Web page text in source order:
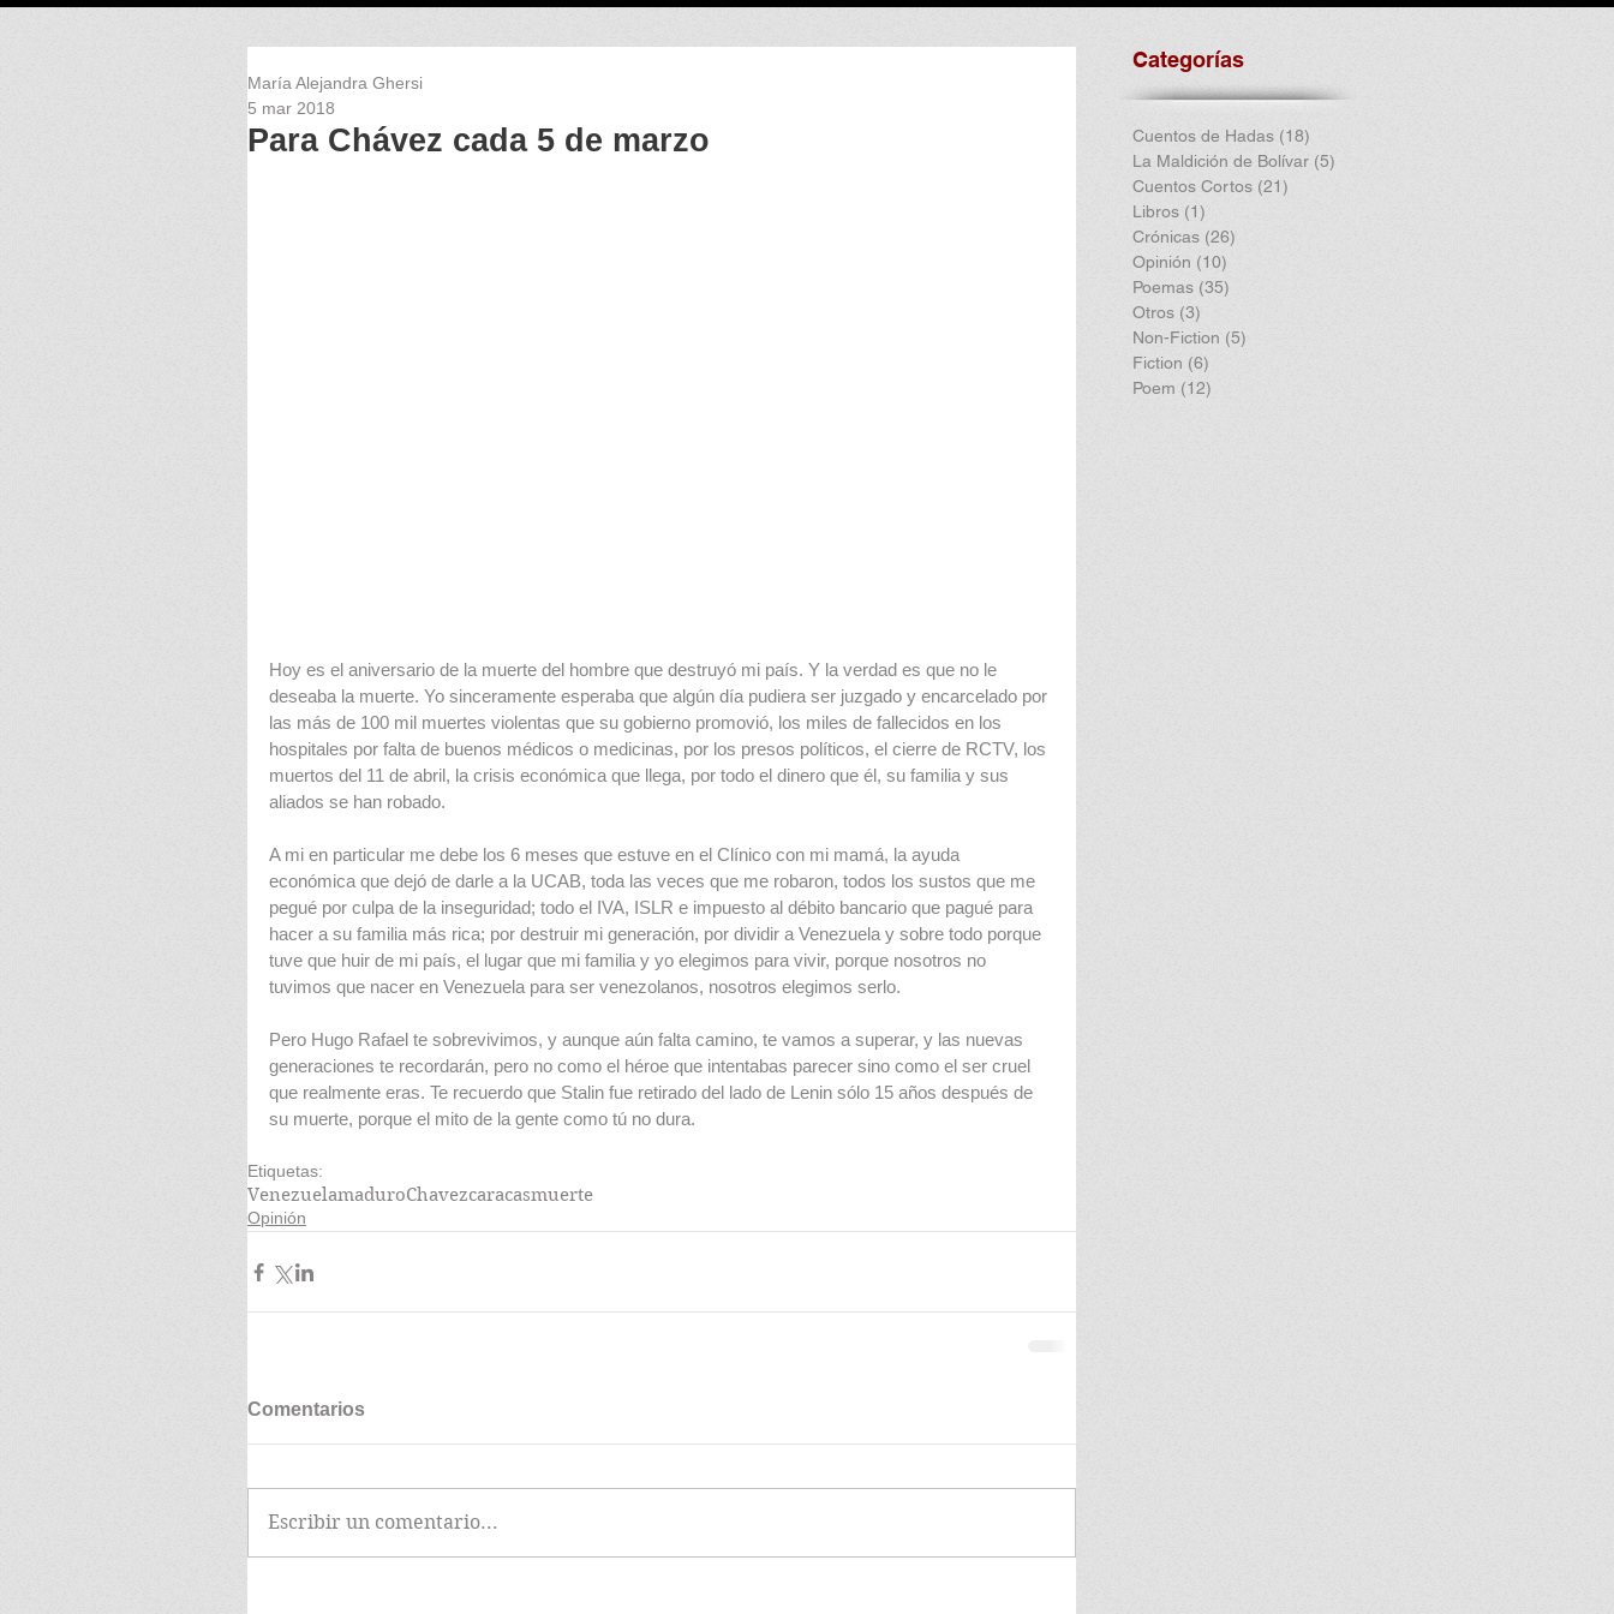
Para Chávez cada 5 de marzo
María Alejandra Ghersi
5 mar 2018
Hoy es el aniversario de la muerte del hombre que destruyó mi país. Y la verdad es que no le
deseaba la muerte. Yo sinceramente esperaba que algún día pudiera ser juzgado y encarcelado por
las más de 100 mil muertes violentas que su gobierno promovió, los miles de fallecidos en los
hospitales por falta de buenos médicos o medicinas, por los presos políticos, el cierre de RCTV, los
muertos del 11 de abril, la crisis económica que llega, por todo el dinero que él, su familia y sus
aliados se han robado.
A mi en particular me debe los 6 meses que estuve en el Clínico con mi mamá, la ayuda
económica que dejó de darle a la UCAB, toda las veces que me robaron, todos los sustos que me
pegué por culpa de la inseguridad; todo el IVA, ISLR e impuesto al débito bancario que pagué para
hacer a su familia más rica; por destruir mi generación, por dividir a Venezuela y sobre todo porque
tuve que huir de mi país, el lugar que mi familia y yo elegimos para vivir, porque nosotros no
tuvimos que nacer en Venezuela para ser venezolanos, nosotros elegimos serlo.
Pero Hugo Rafael te sobrevivimos, y aunque aún falta camino, te vamos a superar, y las nuevas
generaciones te recordarán, pero no como el héroe que intentabas parecer sino como el ser cruel
que realmente eras. Te recuerdo que Stalin fue retirado del lado de Lenin sólo 15 años después de
su muerte, porque el mito de la gente como tú no dura.
Etiquetas:
VenezuelamaduroChavezcaracasmuerte
Opinión
Comentarios
Escribir un comentario...
Categorías
Cuentos de Hadas (18)
La Maldición de Bolívar (5)
Cuentos Cortos (21)
Libros (1)
Crónicas (26)
Opinión (10)
Poemas (35)
Otros (3)
Non-Fiction (5)
Fiction (6)
Poem (12)